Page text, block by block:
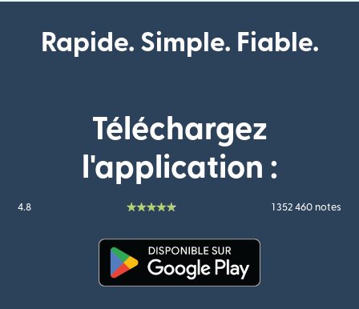
Rapide. Simple. Fiable.
Téléchargez
l'application :
4.8 1 352 460 notes